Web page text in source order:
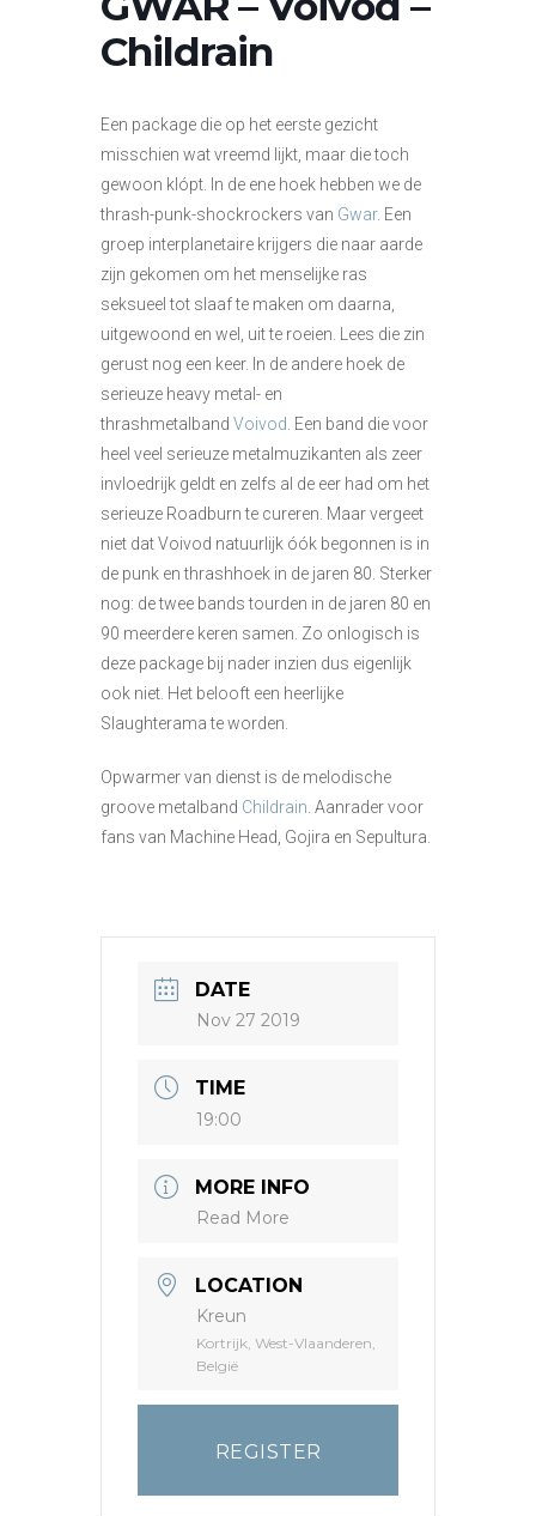
Childrain
Een package die op het eerste gezicht
misschien wat vreemd lijkt, maar die toch
gewoon klópt. In de ene hoek hebben we de
thrash-punk-shockrockers van Gwar. Een
groep interplanetaire krijgers die naar aarde
zijn gekomen om het menselijke ras
seksueel tot slaaf te maken om daarna,
uitgewoond en wel, uit te roeien. Lees die zin
gerust nog een keer. In de andere hoek de
serieuze heavy metal- en
thrashmetalband Voivod. Een band die voor
heel veel serieuze metalmuzikanten als zeer
invloedrijk geldt en zelfs al de eer had om het
serieuze Roadburn te cureren. Maar vergeet
niet dat Voivod natuurlijk óók begonnen is in
de punk en thrashhoek in de jaren 80. Sterker
nog: de twee bands tourden in de jaren 80 en
90 meerdere keren samen. Zo onlogisch is
deze package bij nader inzien dus eigenlijk
ook niet. Het belooft een heerlijke
Slaughterama te worden.
Opwarmer van dienst is de melodische
groove metalband Childrain. Aanrader voor
fans van Machine Head, Gojira en Sepultura.
DATE
Nov 27 2019
TIME
19:00
MORE INFO
Read More
LOCATION
Kreun
Kortrijk, West-Vlaanderen,
België
REGISTER